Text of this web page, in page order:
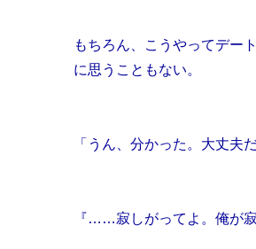
もちろん、こうやってデー
に思うこともない。
「うん、分かった。大丈夫だ
『……寂しがってよ。俺が寂